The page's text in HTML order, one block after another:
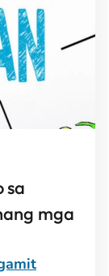
sa
mga